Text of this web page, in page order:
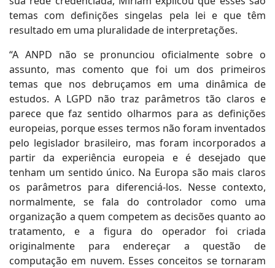
temas com definições singelas pela lei e que têm
resultado em uma pluralidade de interpretações.
“A ANPD não se pronunciou oficialmente sobre o
assunto, mas comento que foi um dos primeiros
temas que nos debruçamos em uma dinâmica de
estudos. A LGPD não traz parâmetros tão claros e
parece que faz sentido olharmos para as definições
europeias, porque esses termos não foram inventados
pelo legislador brasileiro, mas foram incorporados a
partir da experiência europeia e é desejado que
tenham um sentido único. Na Europa são mais claros
os parâmetros para diferenciá-los. Nesse contexto,
normalmente, se fala do controlador como uma
organização a quem competem as decisões quanto ao
tratamento, e a figura do operador foi criada
originalmente para endereçar a questão de
computação em nuvem. Esses conceitos se tornaram